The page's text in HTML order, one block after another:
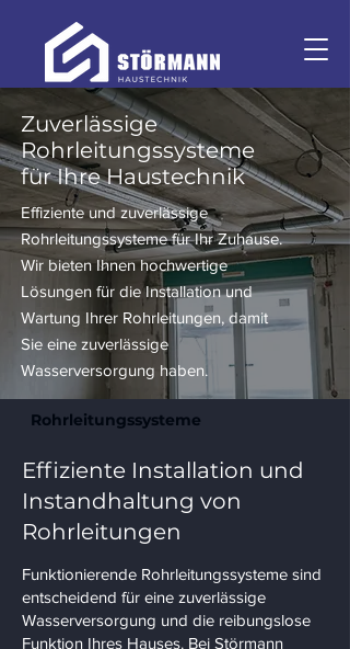
Zuverlässige
Rohrleitungssysteme
für Ihre Haustechnik
Effiziente und zuverlässige
Rohrleitungssysteme für Ihr Zuhause.
Wir bieten Ihnen hochwertige
Lösungen für die Installation und
Wartung Ihrer Rohrleitungen, damit
Sie eine zuverlässige
Wasserversorgung haben.
Rohrleitungssysteme
Effiziente Installation und
Instandhaltung von
Rohrleitungen
Funktionierende Rohrleitungssysteme sind
entscheidend für eine zuverlässige
Wasserversorgung und die reibungslose
Funktion Ihres Hauses. Bei Störmann